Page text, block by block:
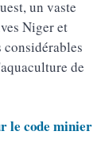
un vaste
Niger et
de
le code minier